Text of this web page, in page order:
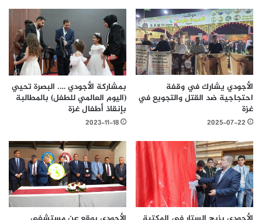
الأجودي يشارك في وقفة
احتجاجية ضد القتل والتجويع في
غزة
2025-07-22
بمشاركة الأجودي …. البصرة تحيي
(اليوم العالمي للطفل) بالمطالبة
بإنقاذ أطفال غزة
2023-11-18